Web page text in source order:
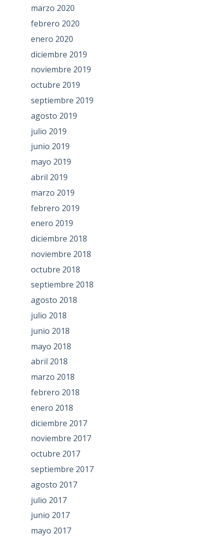
marzo 2020
febrero 2020
enero 2020
diciembre 2019
noviembre 2019
octubre 2019
septiembre 2019
agosto 2019
julio 2019
junio 2019
mayo 2019
abril 2019
marzo 2019
febrero 2019
enero 2019
diciembre 2018
noviembre 2018
octubre 2018
septiembre 2018
agosto 2018
julio 2018
junio 2018
mayo 2018
abril 2018
marzo 2018
febrero 2018
enero 2018
diciembre 2017
noviembre 2017
octubre 2017
septiembre 2017
agosto 2017
julio 2017
junio 2017
mayo 2017